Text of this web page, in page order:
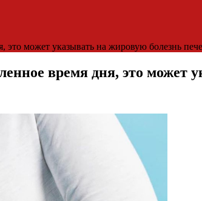
это может указывать на жировую болезнь
время дня, это может